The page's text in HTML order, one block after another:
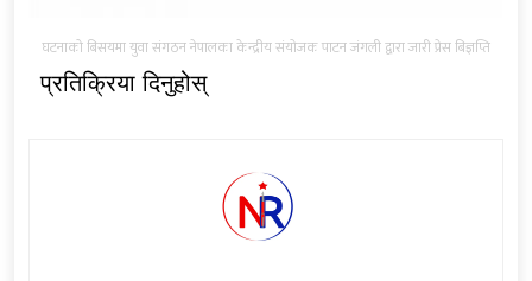
घटनाको बिसयमा युवा संगठन नेपालका केन्द्रीय संयोजक पाटन जंगली द्वारा जारी प्रेस बिज्ञप्ति
प्रतिक्रिया दिनुहोस्